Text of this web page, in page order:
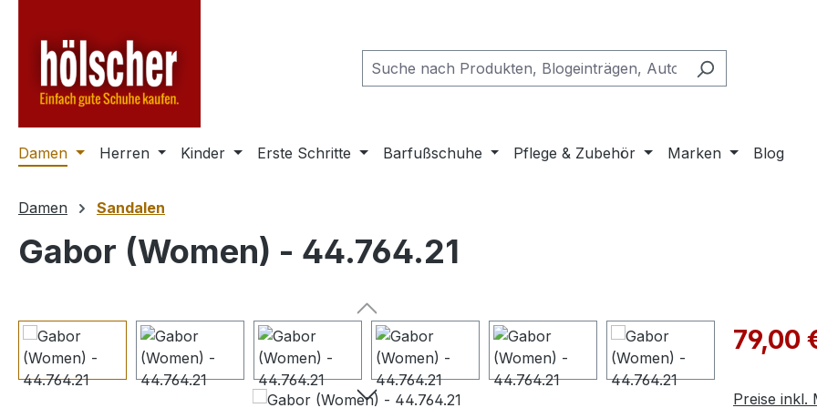
Damen Herren Kinder Erste Schritte Barfußschuhe Pflege & Zubehör Marken Blog
Damen Sandalen
Gabor (Women) - 44.764.21
Bildergalerie überspringen 79,00
Preise inkl.